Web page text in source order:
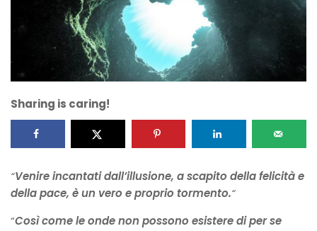
Sharing is caring!
“Venire incantati dall’illusione, a scapito della felicità e
della pace, è un vero e proprio tormento.“
“Così come le onde non possono esistere di per se